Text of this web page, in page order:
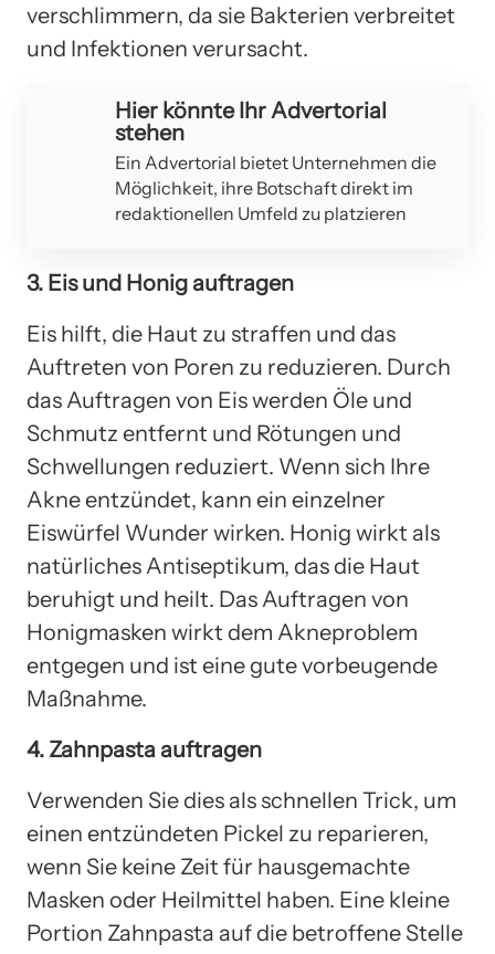
verschlimmern, da sie Bakterien verbreitet
und Infektionen verursacht.
Hier könnte Ihr Advertorial
stehen
Ein Advertorial bietet Unternehmen die
Möglichkeit, ihre Botschaft direkt im
redaktionellen Umfeld zu platzieren
3. Eis und Honig auftragen
Eis hilft, die Haut zu straffen und das
Auftreten von Poren zu reduzieren. Durch
das Auftragen von Eis werden Öle und
Schmutz entfernt und Rötungen und
Schwellungen reduziert. Wenn sich Ihre
Akne entzündet, kann ein einzelner
Eiswürfel Wunder wirken. Honig wirkt als
natürliches Antiseptikum, das die Haut
beruhigt und heilt. Das Auftragen von
Honigmasken wirkt dem Akneproblem
entgegen und ist eine gute vorbeugende
Maßnahme.
4. Zahnpasta auftragen
Verwenden Sie dies als schnellen Trick, um
einen entzündeten Pickel zu reparieren,
wenn Sie keine Zeit für hausgemachte
Masken oder Heilmittel haben. Eine kleine
Portion Zahnpasta auf die betroffene Stelle